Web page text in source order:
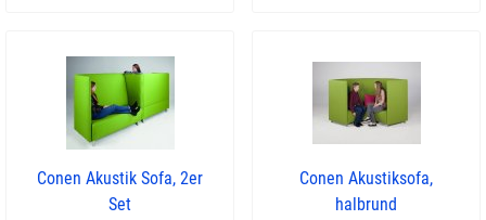
Conen Akustik Sofa, 2er
Set
Conen Akustiksofa,
halbrund